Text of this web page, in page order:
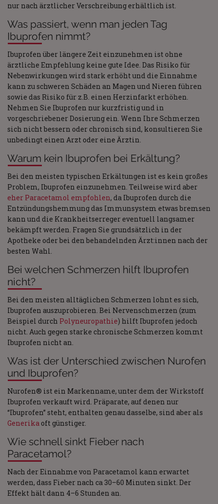
nur nach ärztlicher Verschreibung erhältlich ist.
Was passiert, wenn man jeden Tag
Ibuprofen nimmt?
Ibuprofen über längere Zeit einzunehmen ist ohne
ärztliche Empfehlung keine gute Idee. Das Risiko für
Nebenwirkungen wird stark erhöht und die Einnahme
kann zu schweren Schäden an Magen und Nieren führen
sowie das Risiko für z.B. einen Herzinfarkt erhöhen.
Nehmen Sie Ibuprofen nur kurzfristig und in
vorgeschriebener Dosierung ein. Wenn Ihre Schmerzen
sich nicht bessern oder chronisch sind, konsultieren Sie
unbedingt einen Arzt oder eine Ärztin.
Warum kein Ibuprofen bei Erkältung?
Bei den meisten typischen Erkältungen ist es kein großes
Problem, Ibuprofen einzunehmen. Teilweise wird aber
eher Paracetamol empfohlen, da Ibuprofen durch die
Entzündungshemmung das Immunsystem etwas bremsen
kann und die Krankheitserreger eventuell langsamer
bekämpft werden. Fragen Sie grundsätzlich in der
Apotheke oder bei den behandelnden Ärzt:innen nach der
besten Wahl.
Bei welchen Schmerzen hilft Ibuprofen
nicht?
Bei den meisten alltäglichen Schmerzen lohnt es sich,
Ibuprofen auszuprobieren. Bei Nervenschmerzen (zum
Beispiel durch Polyneuropathie) hilft Ibuprofen jedoch
nicht. Auch gegen starke chronische Schmerzen kommt
Ibuprofen nicht an.
Was ist der Unterschied zwischen Nurofen
und Ibuprofen?
Nurofen® ist ein Markenname, unter dem der Wirkstoff
Ibuprofen verkauft wird. Präparate, auf denen nur
“Ibuprofen” steht, enthalten genau dasselbe, sind aber als
Generika oft günstiger.
Wie schnell sinkt Fieber nach
Paracetamol?
Nach der Einnahme von Paracetamol kann erwartet
werden, dass Fieber nach ca 30–60 Minuten sinkt. Der
Effekt hält dann 4–6 Stunden an.